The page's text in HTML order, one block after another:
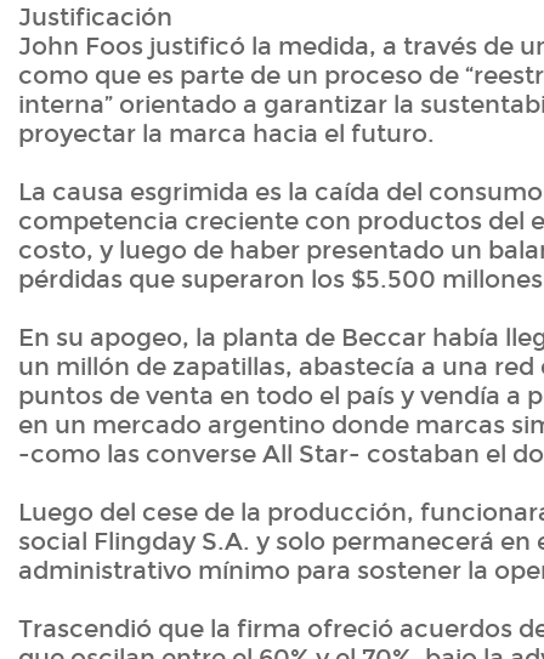
Justificación
John Foos justificó la medida, a través de
como que es parte de un proceso de
interna” orientado a garantizar la
proyectar la marca hacia el futuro.
La causa esgrimida es la caída del
competencia creciente con productos del
costo, y luego de haber presentado un
pérdidas que superaron los $5.500
En su apogeo, la planta de Beccar había
un millón de zapatillas, abastecía a una red
puntos de venta en todo el país y vendía a
en un mercado argentino donde marcas
-como las converse All Star- costaban el
Luego del cese de la producción,
social Flingday S.A. y solo permanecerá en
administrativo mínimo para sostener la
Trascendió que la firma ofreció acuerdos